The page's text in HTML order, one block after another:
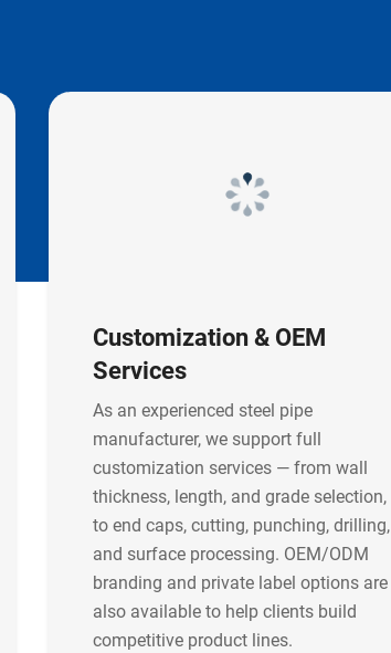
Customization & OEM
Services
As an experienced steel pipe
manufacturer, we support full
customization services — from wall
thickness, length, and grade selection,
to end caps, cutting, punching, drilling,
and surface processing. OEM/ODM
branding and private label options are
also available to help clients build
competitive product lines.